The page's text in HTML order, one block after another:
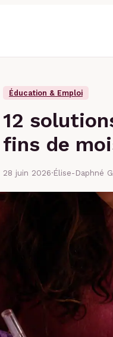
Éducation & Emploi
12
fins de
28 juin 2026·Élise-Daphné